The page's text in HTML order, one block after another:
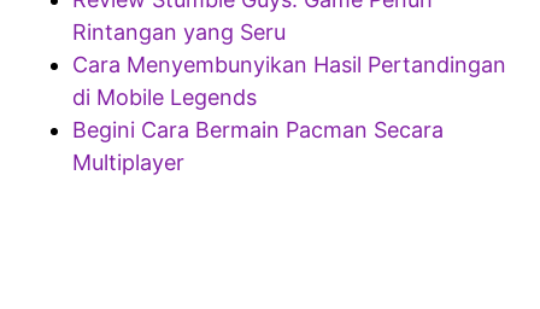
Rintangan yang Seru
Cara Menyembunyikan Hasil Pertandingan
di Mobile Legends
Begini Cara Bermain Pacman Secara
Multiplayer